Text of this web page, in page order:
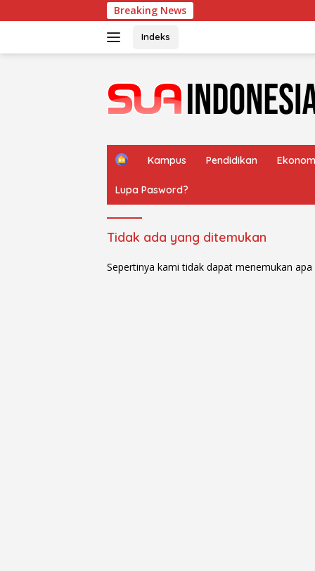
ke
Breaking News
Indeks
H
e
Kampus Pendidikan
Lupa Pasword?
Tidak ada yang ditemukan
Sepertinya kami tidak dapat menemukan